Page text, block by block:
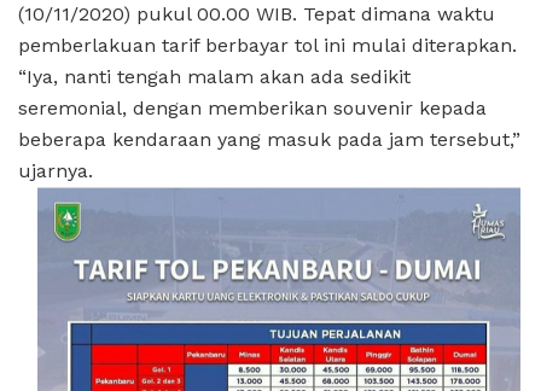
(10/11/2020) pukul 00.00 WIB. Tepat dimana waktu
pemberlakuan tarif berbayar tol ini mulai diterapkan.
“Iya, nanti tengah malam akan ada sedikit
seremonial, dengan memberikan souvenir kepada
beberapa kendaraan yang masuk pada jam tersebut,”
ujarnya.